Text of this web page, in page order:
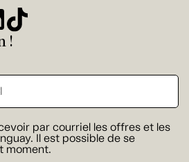
!
par courriel les offres et les
Il est possible de se
moment.